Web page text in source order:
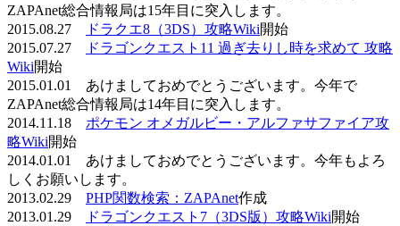
ZAPAnet総合情報局は15年目に突入します。
2015.08.27
ドラクエ8（3DS）攻略Wiki開始
2015.07.27
ドラゴンクエスト11 過ぎ去りし時を求めて 攻略
Wiki開始
2015.01.01 あけましておめでとうございます。今年で
ZAPAnet総合情報局は14年目に突入します。
2014.11.18 ポケモン オメガルビー・アルファサファイア攻
略Wiki開始
2014.01.01 あけましておめでとうございます。今年もよろ
しくお願いします。
2013.02.29 PHP関数検索：ZAPAnet作成
2013.01.29
ドラゴンクエスト7（3DS版）攻略Wiki開始